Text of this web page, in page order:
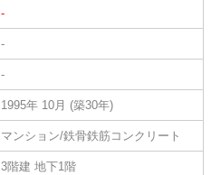
-
-
-
1995年 10月 (築30年)
マンション/鉄骨鉄筋コンクリート
3階建 地下1階